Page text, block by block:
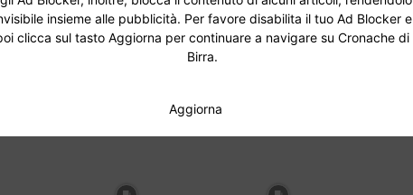
insieme alle pubblicità. Per favore disabilita il tuo Ad Blocker e
clicca sul tasto Aggiorna per continuare a navigare su Cronache di
Birra.
Aggiorna